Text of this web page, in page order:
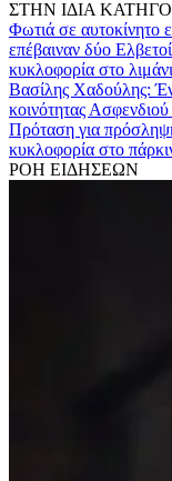
ΣΤΗΝ ΙΔΙΑ
Φωτιά σε αυτοκίνητο
επέβαιναν δύο
κυκλοφορία στο
Βασίλης Χαδούλης:
κοινότητας Ασφενδιού
Πρόταση για
κυκλοφορία στο
ΡΟΗ ΕΙΔΗΣΕΩΝ